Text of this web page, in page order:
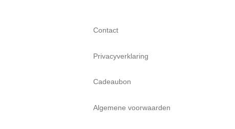
Contact
Privacyverklaring
Cadeaubon
Algemene voorwaarden